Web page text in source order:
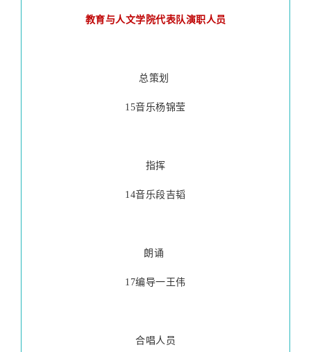
教育与人文学院代表队演职人员
总策划
15音乐杨锦莹
指挥
14音乐段吉韬
朗诵
17编导一王伟
合唱人员